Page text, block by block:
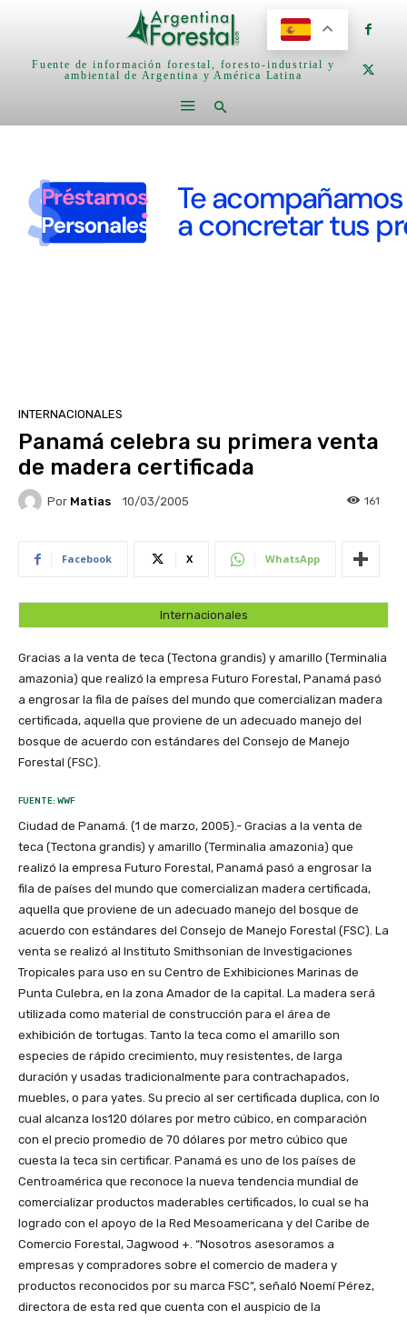
Fuente de información forestal, foresto-industrial y
ambiental de Argentina y América Latina
INTERNACIONALES
Panamá celebra su primera venta
de madera certificada
Por Matias 10/03/2005 161
Facebook X WhatsApp
Internacionales
Gracias a la venta de teca (Tectona grandis) y amarillo (Terminalia
amazonia) que realizó la empresa Futuro Forestal, Panamá pasó
a engrosar la fila de países del mundo que comercializan madera
certificada, aquella que proviene de un adecuado manejo del
bosque de acuerdo con estándares del Consejo de Manejo
Forestal (FSC).
FUENTE: WWF
Ciudad de Panamá. (1 de marzo, 2005).- Gracias a la venta de
teca (Tectona grandis) y amarillo (Terminalia amazonia) que
realizó la empresa Futuro Forestal, Panamá pasó a engrosar la
fila de países del mundo que comercializan madera certificada,
aquella que proviene de un adecuado manejo del bosque de
acuerdo con estándares del Consejo de Manejo Forestal (FSC). La
venta se realizó al Instituto Smithsonian de Investigaciones
Tropicales para uso en su Centro de Exhibiciones Marinas de
Punta Culebra, en la zona Amador de la capital. La madera será
utilizada como material de construcción para el área de
exhibición de tortugas. Tanto la teca como el amarillo son
especies de rápido crecimiento, muy resistentes, de larga
duración y usadas tradicionalmente para contrachapados,
muebles, o para yates. Su precio al ser certificada duplica, con lo
cual alcanza los120 dólares por metro cúbico, en comparación
con el precio promedio de 70 dólares por metro cúbico que
cuesta la teca sin certificar. Panamá es uno de los países de
Centroamérica que reconoce la nueva tendencia mundial de
comercializar productos maderables certificados, lo cual se ha
logrado con el apoyo de la Red Mesoamericana y del Caribe de
Comercio Forestal, Jagwood +. “Nosotros asesoramos a
empresas y compradores sobre el comercio de madera y
productos reconocidos por su marca FSC”, señaló Noemí Pérez,
directora de esta red que cuenta con el auspicio de la